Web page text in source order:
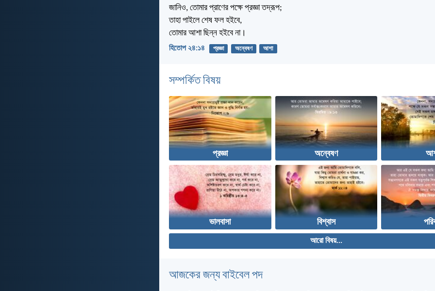
জানিও, তোমার প্রাণের পক্ষে প্রজ্ঞা তদ্রূপ;
তাহা পাইলে শেষ ফল হইবে,
তোমার আশা ছিন্ন হইবে না।
হিতোপ ২৪:১৪ প্রজ্ঞা অন্বেষণ আশা
সম্পর্কিত বিষয়
প্রজ্ঞা অন্বেষণ
ভালবাসা বিশ্বাস
আরো বিষয়...
আজকের জন্য বাইবেল পদ